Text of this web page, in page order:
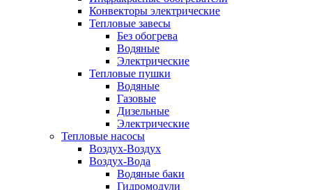
Конвекторы электрические
Тепловые завесы
Без обогрева
Водяные
Электрические
Тепловые пушки
Водяные
Газовые
Дизельные
Электрические
Тепловые насосы
Воздух-Воздух
Воздух-Вода
Водяные баки
Гидромодули